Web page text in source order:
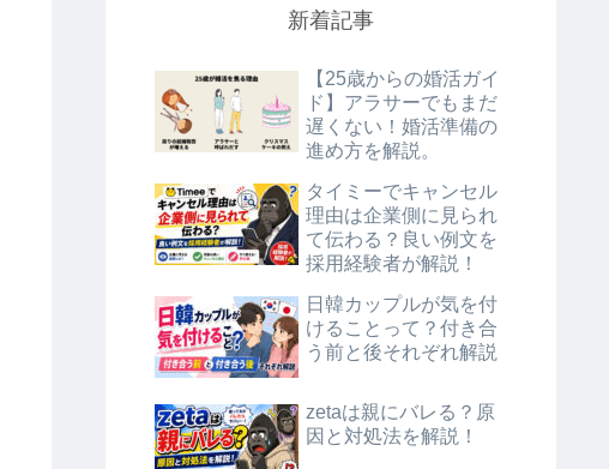
新着記事
【25歳からの婚活ガイ
ド】アラサーでもまだ
遅くない！婚活準備の
進め方を解説。
タイミーでキャンセル
理由は企業側に見られ
て伝わる？良い例文を
採用経験者が解説！
日韓カップルが気を付
けることって？付き合
う前と後それぞれ解説
zetaは親にバレる？原
因と対処法を解説！